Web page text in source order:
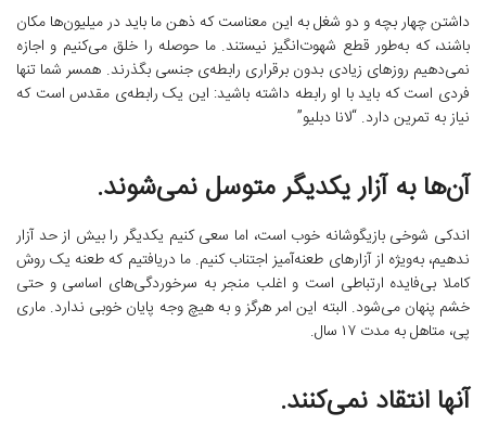
داشتن چهار بچه و دو شغل به این معناست که ذهن‌ ما باید در میلیون‌ها مکان
باشند، که به‌طور قطع شهوت‌انگیز نیستند. ما حوصله را خلق می‌کنیم و اجازه‌
نمی‌دهیم روزهای زیادی بدون برقراری رابطه‌ی جنسی بگذرند. همسر شما تنها
فردی است که باید با او رابطه داشته باشید: این یک رابطه‌ی مقدس است که
نیاز به تمرین دارد. “لانا دبلیو”
آن‌ها به آزار یکدیگر متوسل نمی‌شوند.
اندکی شوخی بازیگوشانه خوب است، اما سعی کنیم یکدیگر را بیش از حد آزار
ندهیم، به‌ویژه از آزارهای طعنه‌آمیز اجتناب کنیم. ما دریافتیم که طعنه یک روش
کاملا بی‌فایده ارتباطی است و اغلب منجر به سرخوردگی‌های اساسی و حتی
خشم پنهان می‌شود. البته این امر هرگز و به هیچ وجه پایان خوبی ندارد. ماری
پی، متاهل به مدت ۱۷ سال.
آنها انتقاد نمی‌کنند.